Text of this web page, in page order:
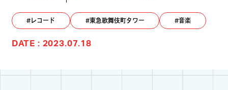
レコード 東急歌舞伎町タワー 音楽
DATE : 2023.07.18